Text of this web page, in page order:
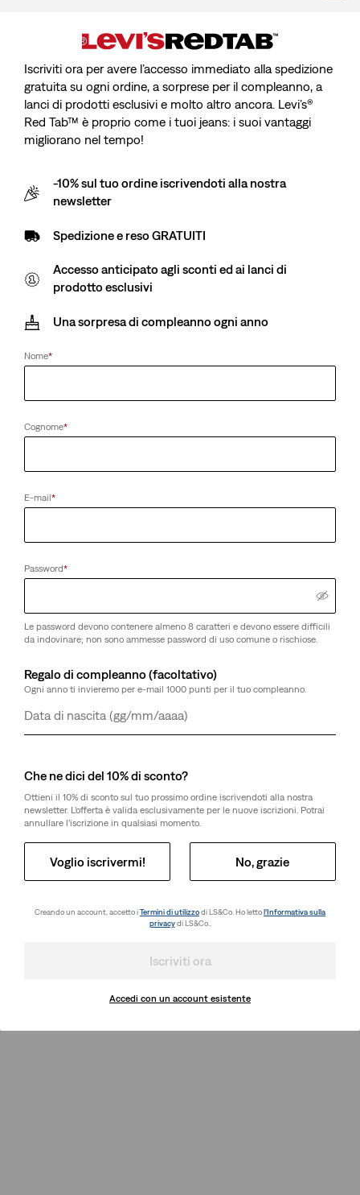
Iscriviti ora per avere l’accesso immediato alla spedizione
gratuita su ogni ordine, a sorprese per il compleanno, a
lanci di prodotti esclusivi e molto altro ancora. Levi’s®
Red Tab™ è proprio come i tuoi jeans: i suoi vantaggi
migliorano nel tempo!
-10% sul tuo ordine iscrivendoti alla nostra
newsletter
Spedizione e reso GRATUITI
Accesso anticipato agli sconti ed ai lanci di
prodotto esclusivi
Una sorpresa di compleanno ogni anno
Nome*
Cognome*
E-mail*
Password*
Le password devono contenere almeno 8 caratteri e devono essere difficili
da indovinare; non sono ammesse password di uso comune o rischiose.
Regalo di compleanno (facoltativo)
Ogni anno ti invieremo per e-mail 1000 punti per il tuo compleanno.
Giorno
Mese
Anno
Che ne dici del 10% di sconto?
Ottieni il 10% di sconto sul tuo prossimo ordine iscrivendoti alla nostra
newsletter. L’offerta è valida esclusivamente per le nuove iscrizioni. Potrai
annullare l’iscrizione in qualsiasi momento.
Voglio iscrivermi! No, grazie
Creando un account, accetto iTermini di utilizzodi LS&Co. Ho letto l’Informativa sulla
privacydi LS&Co..
Iscriviti ora
Accedi con un account esistente